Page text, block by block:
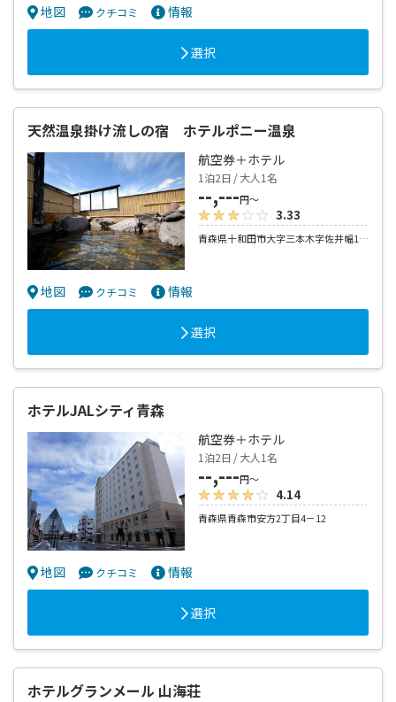
地図 クチコミ 情報
選択
天然温泉掛け流しの宿 ホテルポニー温泉
航空券＋ホテル
1泊2日 / 大人1名
--,---円～
3.33
青森県十和田市大字三本木字佐井幅167-1
地図 クチコミ 情報
選択
ホテルJALシティ青森
航空券＋ホテル
1泊2日 / 大人1名
--,---円～
4.14
青森県青森市安方2丁目4－12
地図 クチコミ 情報
選択
ホテルグランメール 山海荘